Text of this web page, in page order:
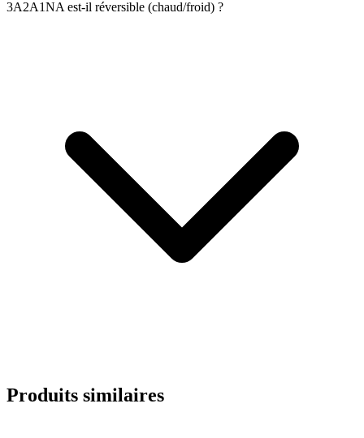
3A2A1NA est-il réversible (chaud/froid) ?
Produits similaires